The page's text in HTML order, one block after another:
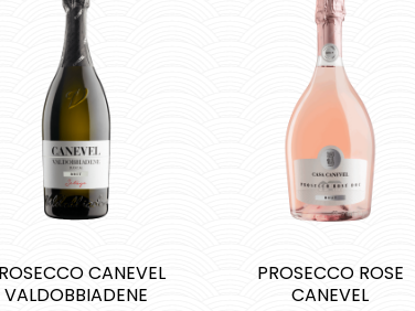
CANEVEL
VALDOBBIADENE
PROSECCO ROSE
CANEVEL